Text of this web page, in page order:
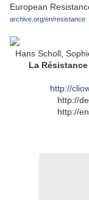
European
archive.org/en/resistance
Hans Scholl,
La
http://
http://
http://